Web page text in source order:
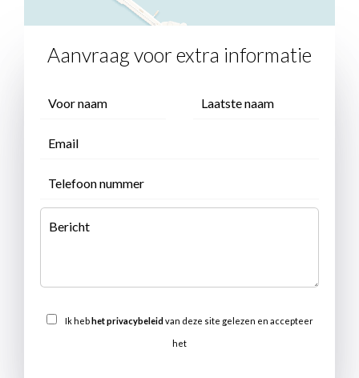
Aanvraag voor extra informatie
Ik hebhet privacybeleidvan deze site gelezen en accepteer
het